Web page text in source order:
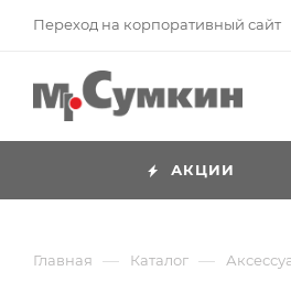
Переход на корпоративный сайт
АКЦИИ
Главная — Каталог —